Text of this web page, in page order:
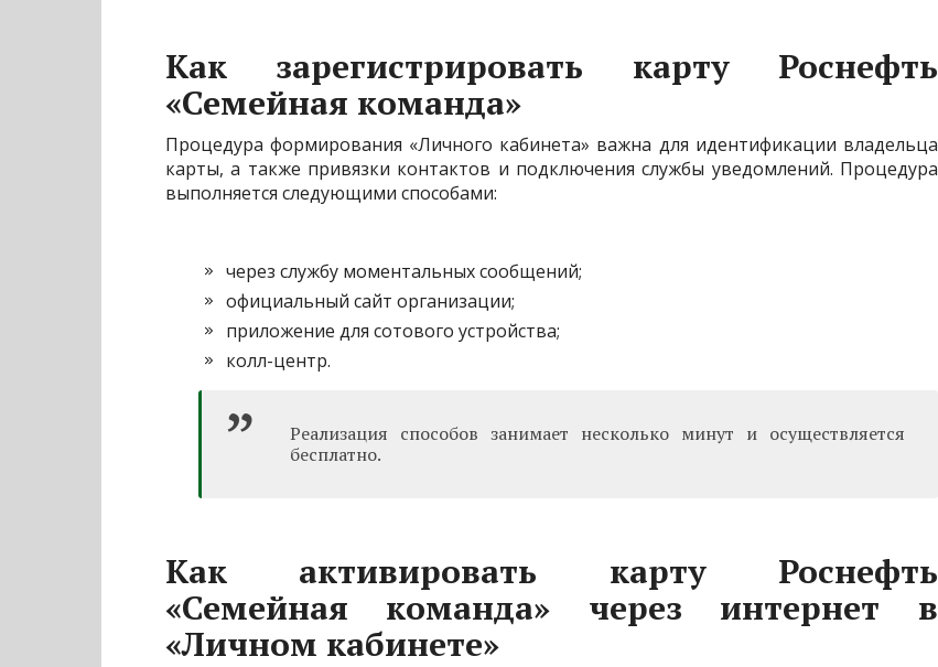
Как зарегистрировать карту Роснефть
«Семейная команда»
Процедура формирования «Личного кабинета» важна для идентификации владельца
карты, а также привязки контактов и подключения службы уведомлений. Процедура
выполняется следующими способами:
через службу моментальных сообщений;
официальный сайт организации;
приложение для сотового устройства;
колл-центр.
Реализация способов занимает несколько минут и осуществляется
бесплатно.
Как активировать карту Роснефть
«Семейная команда» через интернет в
«Личном кабинете»